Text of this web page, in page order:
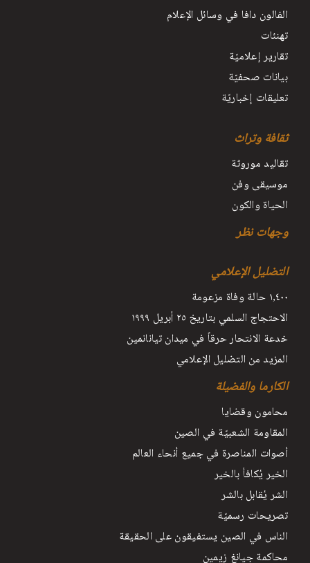
الفالون دافا في وسائل الإعلام
تهنئات
تقارير إعلاميّة
بيانات صحفيّة
تعليقات إخباريّة
ثقافة وتراث
تقاليد موروثة
موسيقى وفن
الحياة والكون
وجهات نظر
التضليل الإعلامي
١٫٤٠٠ حالة وفاة مزعومة
الاحتجاج السلمي بتاريخ ٢٥ أبريل ١٩٩٩
خدعة الانتحار حرقاً في ميدان تيانانمين
المزيد من التضليل الإعلامي
الكارما والفضيلة
محامون وقضايا
المقاومة الشعبيّة في الصين
أصوات المناصرة في جميع أنحاء العالم
الخير يُكافأ بالخير
الشر يُقابل بالشر
تصريحات رسميّة
الناس في الصين يستفيقون على الحقيقة
محاكمة جيانغ زيمين